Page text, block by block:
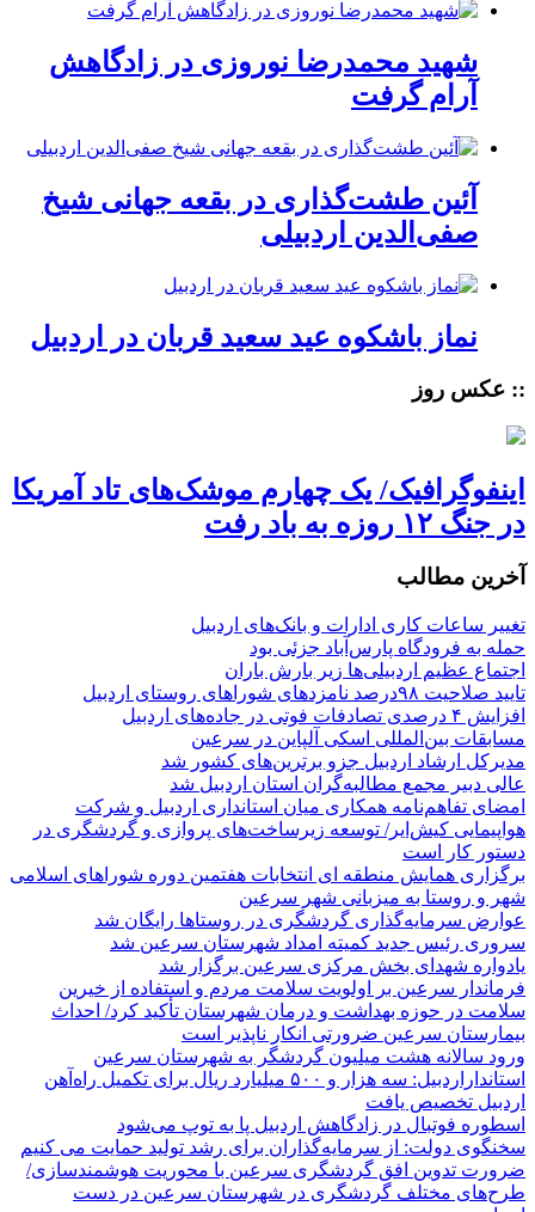
شهید محمدرضا نوروزی در زادگاهش
آرام گرفت
آئین طشت‌گذاری در بقعه جهانی شیخ
صفی‌الدین اردبیلی
نماز باشکوه عید سعید قربان در اردبیل
:: عکس روز
اینفوگرافیک/ یک چهارم موشک‌های تاد آمریکا
در جنگ ۱۲ روزه به باد رفت
آخرین مطالب
تغییر ساعات کاری ادارات و بانک‌های اردبیل
حمله به فرودگاه پارس‌‌آباد جزئی بود
اجتماع عظیم اردبیلی‌ها زیر بارش باران
تایید صلاحیت ۹۸درصد نامزدهای شوراهای روستای اردبیل
افزایش ۴ درصدی تصادفات فوتی در جاده‌های اردبیل
مسابقات بین‌المللی اسکی آلپاین در سرعین
مدیرکل ارشاد اردبیل جزو برترین‌های کشور شد
عالی دبیر مجمع مطالبه‌گران استان اردبیل شد
امضای تفاهم‌نامه همکاری میان استانداری اردبیل و شرکت
هواپیمایی کیش‌ایر/ توسعه زیرساخت‌های پروازی و گردشگری در
دستور کار است
برگزاری همایش منطقه ای انتخابات هفتمین دوره شوراهای اسلامی
شهر و روستا به میزبانی شهر سرعین
عوارض سرمایه‌گذاری گردشگری در روستاها رایگان شد
سروری رئیس جدید کمیته امداد شهرستان سرعین شد
یادواره شهدای بخش مرکزی سرعین برگزار شد
فرماندار سرعین بر اولویت سلامت مردم و استفاده از خیرین
سلامت در حوزه بهداشت و درمان شهرستان تأکید کرد/ احداث
بیمارستان سرعین ضرورتی انکار ناپذیر است
ورود سالانه هشت میلیون گردشگر به شهرستان سرعین
استانداراردبیل: سه هزار و ۵۰۰ میلیارد ریال برای تکمیل راه‌آهن
اردبیل تخصیص یافت
اسطوره فوتبال در زادگاهش اردبیل پا به توپ می‌شود
سخنگوی دولت: از سرمایه‌گذاران برای رشد تولید حمایت می کنیم
ضرورت تدوین افق گردشگری سرعین با محوریت هوشمندسازی/
طرح‌های مختلف گردشگری در شهرستان سرعین در دست